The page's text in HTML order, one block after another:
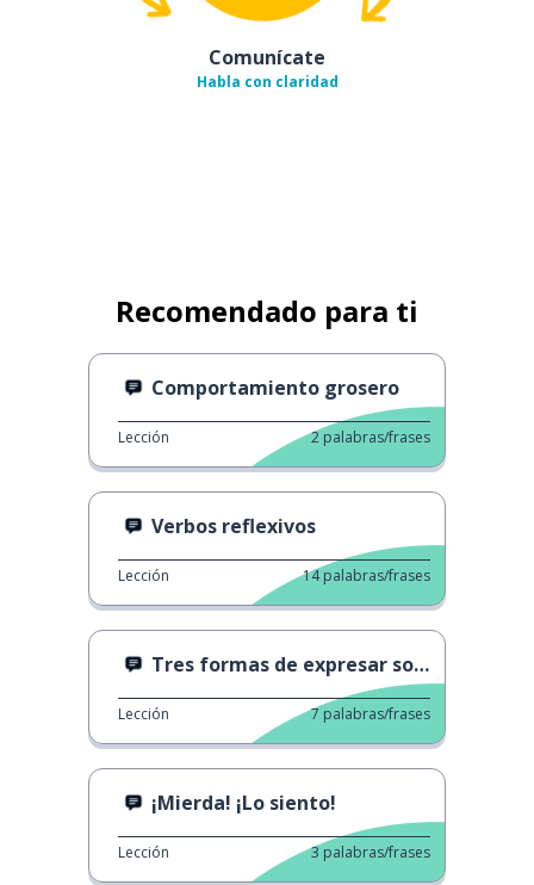
Comunícate
Habla con claridad
Recomendado para ti
Comportamiento grosero
Lección 2 palabras/frases
Verbos reflexivos
Lección 14 palabras/frases
Tres formas de expresar sorpresa.
Lección 7 palabras/frases
¡Mierda! ¡Lo siento!
Lección 3 palabras/frases